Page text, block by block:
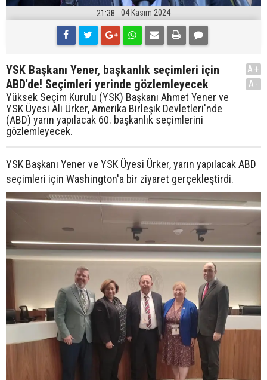
21:38 04 Kasım 2024
YSK Başkanı Yener, başkanlık seçimleri için
ABD'de! Seçimleri yerinde gözlemleyecek
Yüksek Seçim Kurulu (YSK) Başkanı Ahmet Yener ve
YSK Üyesi Ali Ürker, Amerika Birleşik Devletleri'nde
(ABD) yarın yapılacak 60. başkanlık seçimlerini
gözlemleyecek.
A+
A-
YSK Başkanı Yener ve YSK Üyesi Ürker, yarın yapılacak ABD
seçimleri için Washington'a bir ziyaret gerçekleştirdi.